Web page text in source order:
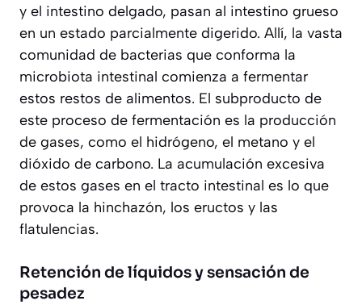
y el intestino delgado, pasan al intestino grueso
en un estado parcialmente digerido. Allí, la vasta
comunidad de bacterias que conforma la
microbiota intestinal comienza a fermentar
estos restos de alimentos. El subproducto de
este proceso de fermentación es la producción
de gases, como el hidrógeno, el metano y el
dióxido de carbono. La acumulación excesiva
de estos gases en el tracto intestinal es lo que
provoca la hinchazón, los eructos y las
flatulencias.
Retención de líquidos y sensación de
pesadez